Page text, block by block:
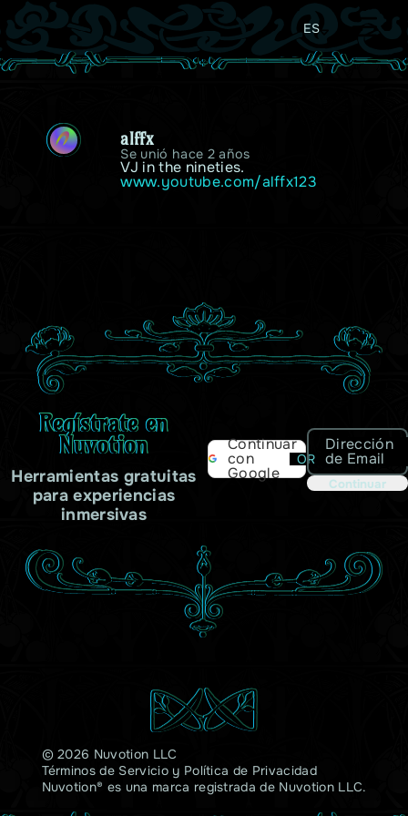
ES
A alffx
Se unió hace 2 años
www.youtube.com/alffx123
Regístrate en
Nuvotion
Herramientas gratuitas
para experiencias
inmersivas
Continuar
con
Google
OR
Dirección
de Email
Continuar
© 2026 Nuvotion LLC
Términos de Servicioy Política de Privacidad
Nuvotion® es una marca registrada de Nuvotion LLC.